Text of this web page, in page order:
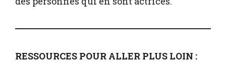
RESSOURCES POUR ALLER PLUS LOIN :